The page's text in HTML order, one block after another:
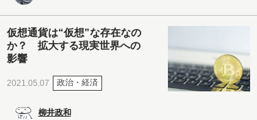
仮想通貨は“仮想”な存在なの
か？ 拡大する現実世界への
影響
2021.05.07 政治・経済
柳井政和